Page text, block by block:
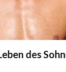
des